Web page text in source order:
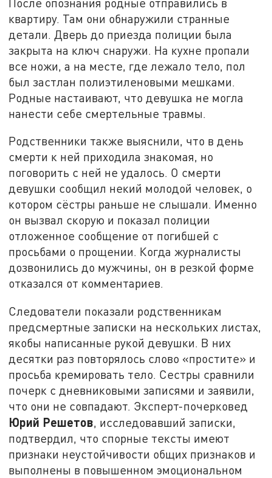
квартиру. Там они обнаружили странные
детали. Дверь до приезда полиции была
закрыта на ключ снаружи. На кухне пропали
все ножи, а на месте, где лежало тело, пол
был застлан полиэтиленовыми мешками.
Родные настаивают, что девушка не могла
нанести себе смертельные травмы.
Родственники также выяснили, что в день
смерти к ней приходила знакомая, но
поговорить с ней не удалось. О смерти
девушки сообщил некий молодой человек, о
котором сёстры раньше не слышали. Именно
он вызвал скорую и показал полиции
отложенное сообщение от погибшей с
просьбами о прощении. Когда журналисты
дозвонились до мужчины, он в резкой форме
отказался от комментариев.
Следователи показали родственникам
предсмертные записки на нескольких листах,
якобы написанные рукой девушки. В них
десятки раз повторялось слово «простите» и
просьба кремировать тело. Сестры сравнили
почерк с дневниковыми записями и заявили,
что они не совпадают. Эксперт-почерковед
Юрий Решетов, исследовавший записки,
подтвердил, что спорные тексты имеют
признаки неустойчивости общих признаков и
выполнены в повышенном эмоциональном